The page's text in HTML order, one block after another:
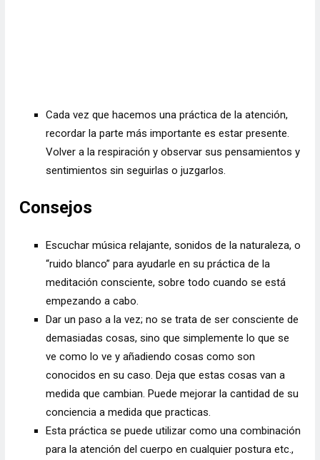
Cada vez que hacemos una práctica de la atención,
recordar la parte más importante es estar presente.
Volver a la respiración y observar sus pensamientos y
sentimientos sin seguirlas o juzgarlos.
Consejos
Escuchar música relajante, sonidos de la naturaleza, o
“ruido blanco” para ayudarle en su práctica de la
meditación consciente, sobre todo cuando se está
empezando a cabo.
Dar un paso a la vez; no se trata de ser consciente de
demasiadas cosas, sino que simplemente lo que se
ve como lo ve y añadiendo cosas como son
conocidos en su caso. Deja que estas cosas van a
medida que cambian. Puede mejorar la cantidad de su
conciencia a medida que practicas.
Esta práctica se puede utilizar como una combinación
para la atención del cuerpo en cualquier postura etc.,